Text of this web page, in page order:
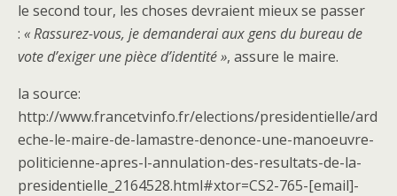
le second tour, les choses devraient mieux se passer
: « Rassurez-vous, je demanderai aux gens du bureau de
vote d’exiger une pièce d’identité », assure le maire.
la source:
http://www.francetvinfo.fr/elections/presidentielle/ard
eche-le-maire-de-lamastre-denonce-une-manoeuvre-
politicienne-apres-l-annulation-des-resultats-de-la-
presidentielle_2164528.html#xtor=CS2-765-[email]-